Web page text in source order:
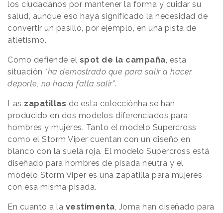
los ciudadanos por mantener la forma y cuidar su
salud, aunque eso haya significado la necesidad de
convertir un pasillo, por ejemplo, en una pista de
atletismo.
Como defiende el spot de la campaña, esta
situación "ha demostrado que para salir a hacer
deporte, no hacía falta salir".
Las zapatillas de esta colecciónha se han
producido en dos modelos diferenciados para
hombres y mujeres. Tanto el modelo Supercross
como el Storm Viper cuentan con un diseño en
blanco con la suela roja. El modelo Supercross está
diseñado para hombres de pisada neutra y el
modelo Storm Viper es una zapatilla para mujeres
con esa misma pisada.
En cuanto a la vestimenta, Joma han diseñado para